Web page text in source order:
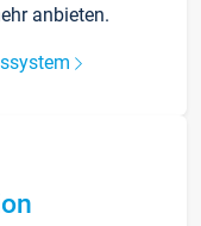
anbieten.